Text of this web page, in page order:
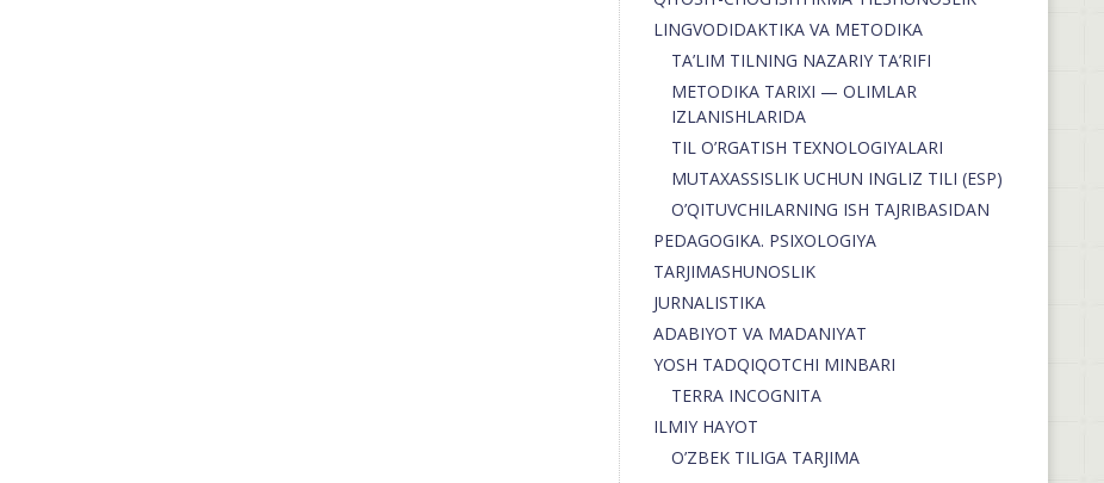
LINGVODIDAKTIKA VA METODIKA
TA’LIM TILNING NAZARIY TA’RIFI
METODIKA TARIXI — OLIMLAR
IZLANISHLARIDA
TIL O’RGATISH TEXNOLOGIYALARI
MUTAXASSISLIK UCHUN INGLIZ TILI (ESP)
O’QITUVCHILARNING ISH TAJRIBASIDAN
PEDAGOGIKA. PSIXOLOGIYA
TARJIMASHUNOSLIK
JURNALISTIKA
ADABIYOT VA MADANIYAT
YOSH TADQIQOTCHI MINBARI
TERRA INCOGNITA
ILMIY HAYOT
O’ZBEK TILIGA TARJIMA